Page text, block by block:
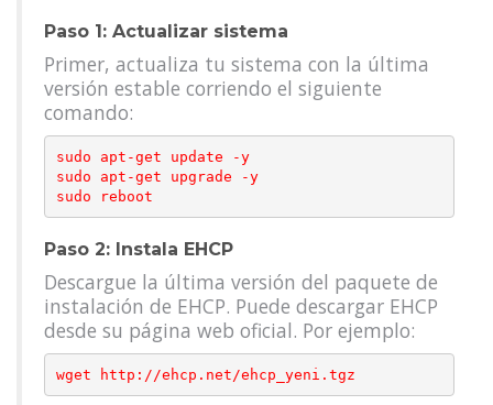
Paso 1: Actualizar sistema
Primer, actualiza tu sistema con la última
versión estable corriendo el siguiente
comando:
sudo apt-get update -y
sudo apt-get upgrade -y
Paso 2: Instala EHCP
Descargue la última versión del paquete de
instalación de EHCP. Puede descargar EHCP
desde su página web oficial. Por ejemplo: